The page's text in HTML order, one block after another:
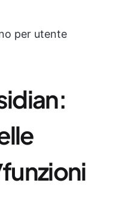
per utente